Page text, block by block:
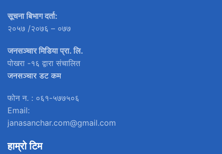
सूचना बिभाग दर्ता:
२०५७ /२०७६ – ०७७
जनसञ्चार मिडिया प्रा. लि.
पोखरा -१६ द्वारा संचालित
जनसञ्चार डट कम
फोन न. : ०६१-५७७५०६
Email:
janasanchar.com@gmail.com
हाम्रो टिम